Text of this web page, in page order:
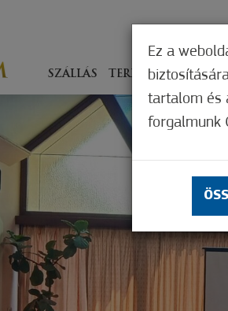
SZÁLLÁS TERÍTÉKEN
Ez a
tartalom és
forgalmunk